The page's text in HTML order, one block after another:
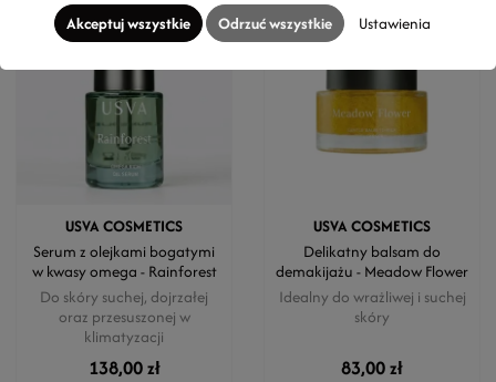
USVA COSMETICS
Serum z olejkami bogatymi
w kwasy omega - Rainforest
Do skóry suchej, dojrzałej
oraz przesuszonej w
klimatyzacji
138,00 zł
USVA COSMETICS
Delikatny balsam do
demakijażu - Meadow Flower
Idealny do wrażliwej i suchej
skóry
83,00 zł
Akceptuj wszystkie Odrzuć wszystkie Ustawienia